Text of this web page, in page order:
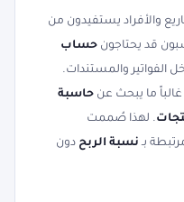
والأفراد يستفيدون من
قد يحتاجون حساب
الفواتير والمستندات.
ما يبحث عن حاسبة
. لهذا صُممت
بـ نسبة الربح دون